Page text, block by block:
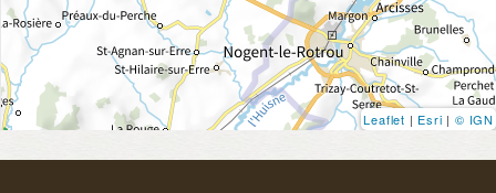
Leaflet | Esri | © IGN